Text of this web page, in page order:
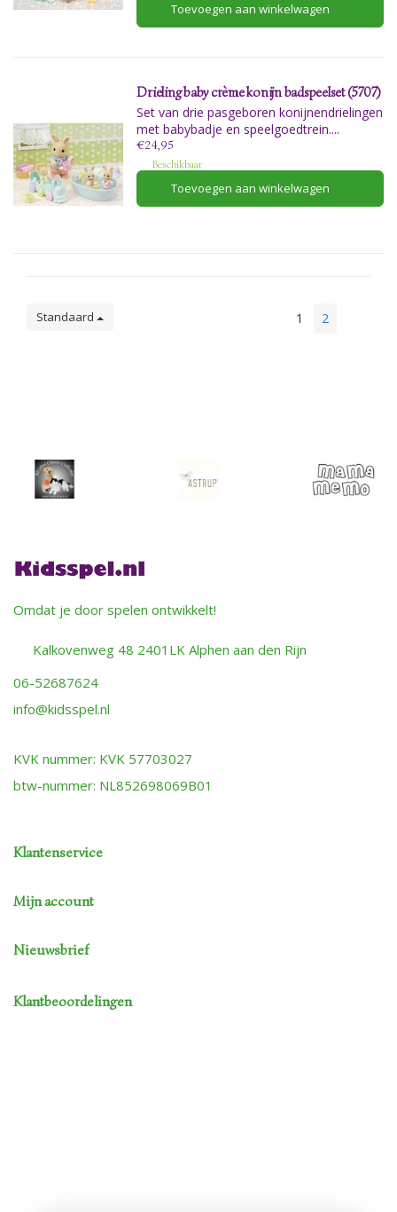
Toevoegen aan winkelwagen
Drieling baby crème konijn badspeelset (5707)
Set van drie pasgeboren konijnendrielingen
met babybadje en speelgoedtrein....
€24,95
Beschikbaar
Toevoegen aan winkelwagen
Standaard 1 2
Omdat je door spelen ontwikkelt!
Kalkovenweg 48 2401LK Alphen aan den Rijn
06-52687624
info@kidsspel.nl
KVK nummer: KVK 57703027
btw-nummer: NL852698069B01
Klantenservice
Mijn account
Nieuwsbrief
Klantbeoordelingen